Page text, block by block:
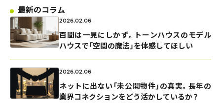
最新のコラム
2026.02.06
百聞は一見にしかず。トーンハウスのモデル
ハウスで「空間の魔法」を体感してほしい
2026.02.06
ネットに出ない「未公開物件」の真実。長年の
業界コネクションをどう活かしているか？